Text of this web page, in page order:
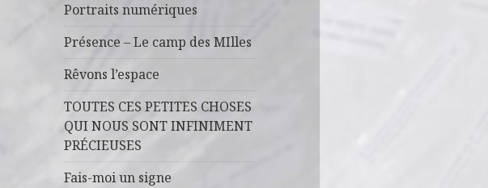
Portraits numériques
Présence – Le camp des MIlles
Rêvons l’espace
TOUTES CES PETITES CHOSES
QUI NOUS SONT INFINIMENT
PRÉCIEUSES
Fais-moi un signe